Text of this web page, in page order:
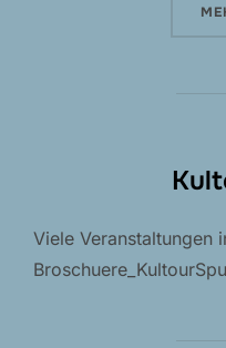
Viele Veranstaltungen